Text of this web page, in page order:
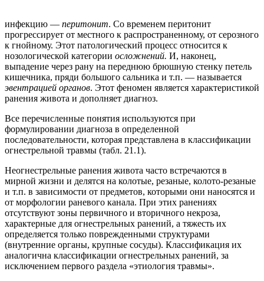
инфекцию — перитонит. Со временем перитонит
прогрессирует от местного к распространенному, от серозного
к гнойному. Этот патологический процесс относится к
нозологической категории осложнений. И, наконец,
выпадение через рану на переднюю брюшную стенку петель
кишечника, пряди большого сальника и т.п. — называется
эвентрацией органов. Этот феномен является характеристикой
ранения живота и дополняет диагноз.
Все перечисленные понятия используются при
формулировании диагноза в определенной
последовательности, которая представлена в классификации
огнестрельной травмы (табл. 21.1).
Неогнестрельные ранения живота часто встречаются в
мирной жизни и делятся на колотые, резаные, колото-резаные
и т.п. в зависимости от предметов, которыми они наносятся и
от морфологии раневого канала. При этих ранениях
отсутствуют зоны первичного и вторичного некроза,
характерные для огнестрельных ранений, а тяжесть их
определяется только поврежденными структурами
(внутренние органы, крупные сосуды). Классификация их
аналогична классификации огнестрельных ранений, за
исключением первого раздела «этиология травмы».